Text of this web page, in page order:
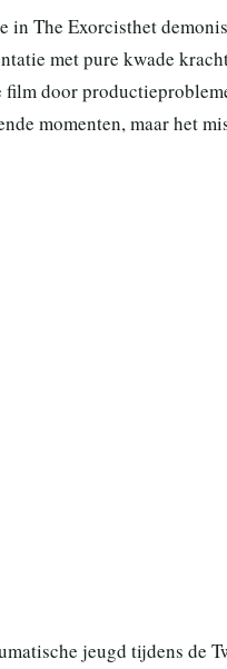
in The Exorcisthet
met pure kwade
door
momenten, maar het
jeugd tijdens de